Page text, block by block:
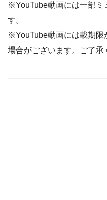
※YouTube動画には一部ミ
す。
※YouTube動画には載期限
場合がございます。ご了承